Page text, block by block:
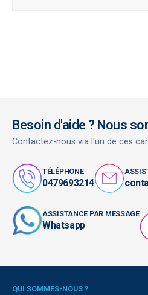
Besoin d'aide ? Nous
Contactez-nous via l'un de ces
TÉLÉPHONE
0479693214
ASSISTANCE PAR MESSAGE
Whatsapp
QUI SOMMES-NOUS ?